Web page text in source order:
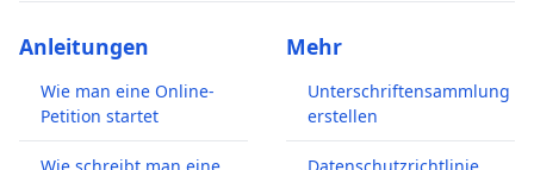
Anleitungen
Wie man eine Online-
Petition startet
Mehr
Unterschriftensammlung
erstellen